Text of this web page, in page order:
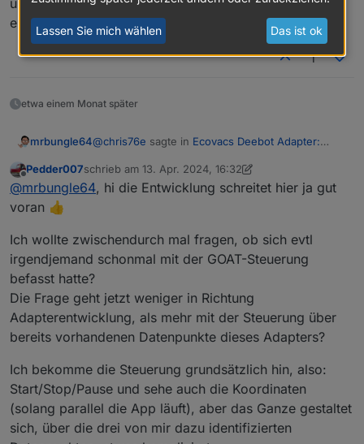
übernommen. Hätte das beim T20 dann ebenfalls
erwartet.
1
etwa einem Monat später
mrbungle64@chris76e sagte in Ecovacs Deebot Adapter:
@ mrbungle64sagte inEcovacs Deebot
control.extended.washInterval
von App - keine Änderung im Adapter
Auch nicht nach einem Neustart vom
Adapter?
da.
den aktuellen Modellen per MQTT und damit
direkt bei Änderung.
Edit/Anmerkung: Bei meinem X1 Turbo wird der
Wert direkt bei Änderung per App in den
Datenpunkt übernommen. Hätte das beim T20
dann ebenfalls erwartet.
Offline
Pedder007schrieb am 13. Apr. 2024, 16:32
zuletzt editiert von Pedder007
@mrbungle64, hi die Entwicklung schreitet hier ja gut
voran 👍
Ich wollte zwischendurch mal fragen, ob sich evtl
irgendjemand schonmal mit der GOAT-Steuerung
befasst hatte?
Die Frage geht jetzt weniger in Richtung
Adapterentwicklung, als mehr mit der Steuerung über
bereits vorhandenen Datenpunkte dieses Adapters?
Ich bekomme die Steuerung grundsätzlich hin, also:
Start/Stop/Pause und sehe auch die Koordinaten
(solang parallel die App läuft), aber das Ganze gestaltet
sich, über die drei von mir dazu identifizierten
Lassen Sie mich wählen Das ist ok